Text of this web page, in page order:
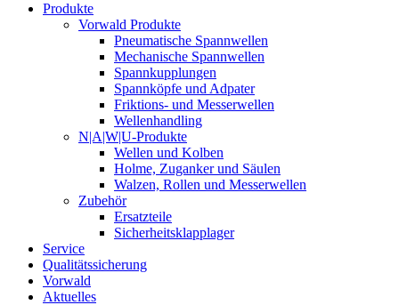
Produkte
Vorwald Produkte
Pneumatische Spannwellen
Mechanische Spannwellen
Spannkupplungen
Spannköpfe und Adpater
Friktions- und Messerwellen
Wellenhandling
N|A|W|U-Produkte
Wellen und Kolben
Holme, Zuganker und Säulen
Walzen, Rollen und Messerwellen
Zubehör
Ersatzteile
Sicherheitsklapplager
Service
Qualitätssicherung
Vorwald
Aktuelles